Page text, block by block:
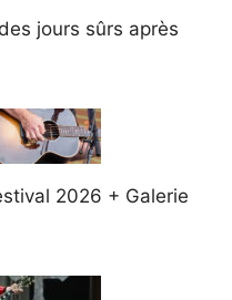
jours sûrs après
2026 + Galerie